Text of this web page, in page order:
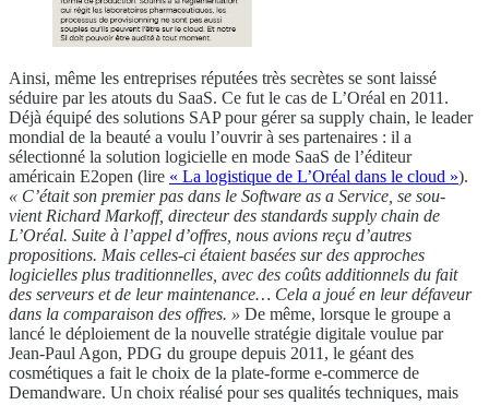
Ainsi, même les entreprises réputées très secrètes se sont laissé
séduire par les atouts du SaaS. Ce fut le cas de L’Oréal en 2011.
Déjà équipé des solutions SAP pour gérer sa supply chain, le leader
mondial de la beauté a voulu l’ouvrir à ses partenaires : il a
sélectionné la solution logicielle en mode SaaS de l’éditeur
américain E2open (lire « La logistique de L’Oréal dans le cloud »).
« C’était son premier pas dans le Software as a Service, se sou-
vient Richard Markoff, directeur des standards supply chain de
L’Oréal. Suite à l’appel d’offres, nous avions reçu d’autres
propositions. Mais celles-ci étaient basées sur des approches
logicielles plus traditionnelles, avec des coûts additionnels du fait
des serveurs et de leur maintenance… Cela a joué en leur défaveur
dans la comparaison des offres. » De même, lorsque le groupe a
lancé le déploiement de la nouvelle stratégie digitale voulue par
Jean-Paul Agon, PDG du groupe depuis 2011, le géant des
cosmétiques a fait le choix de la plate-forme e-commerce de
Demandware. Un choix réalisé pour ses qualités techniques, mais